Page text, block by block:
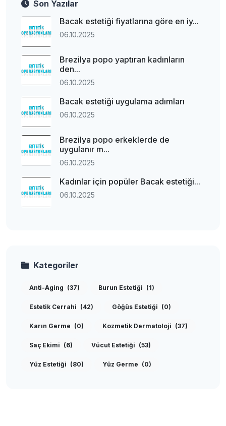
Son Yazılar
Bacak estetiği fiyatlarına göre en iy...
06.10.2025
Brezilya popo yaptıran kadınların
den...
06.10.2025
Bacak estetiği uygulama adımları
06.10.2025
Brezilya popo erkeklerde de
uygulanır m...
06.10.2025
Kadınlar için popüler Bacak estetiği...
06.10.2025
Kategoriler
Anti-Aging (37) Burun Estetiği (1)
Estetik Cerrahi (42) Göğüs Estetiği (0)
Karın Germe (0) Kozmetik Dermatoloji (37)
Saç Ekimi (6) Vücut Estetiği (53)
Yüz Estetiği (80) Yüz Germe (0)